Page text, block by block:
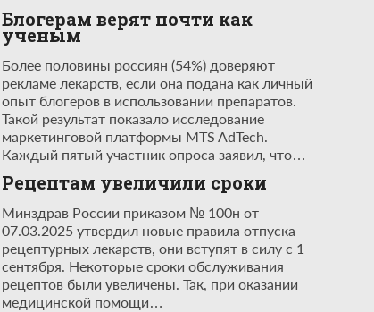
Блогерам верят почти как
ученым
Более половины россиян (54%) доверяют
рекламе лекарств, если она подана как личный
опыт блогеров в использовании препаратов.
Такой результат показало исследование
маркетинговой платформы MTS AdTech.
Каждый пятый участник опроса заявил, что…
Рецептам увеличили сроки
Минздрав России приказом № 100н от
07.03.2025 утвердил новые правила отпуска
рецептурных лекарств, они вступят в силу с 1
сентября. Некоторые сроки обслуживания
рецептов были увеличены. Так, при оказании
медицинской помощи…